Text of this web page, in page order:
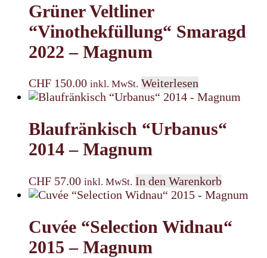
Grüner Veltliner
“Vinothekfüllung“ Smaragd
2022 – Magnum
CHF 150.00 inkl. MwSt. Weiterlesen
Blaufränkisch “Urbanus“
2014 – Magnum
CHF 57.00 inkl. MwSt. In den Warenkorb
Cuvée “Selection Widnau“
2015 – Magnum